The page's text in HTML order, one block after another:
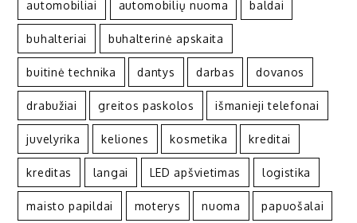
automobiliai automobilių nuoma baldai
buhalteriai buhalterinė apskaita
buitinė technika dantys darbas dovanos
drabužiai greitos paskolos išmanieji telefonai
juvelyrika keliones kosmetika kreditai
kreditas langai LED apšvietimas logistika
maisto papildai moterys nuoma papuošalai